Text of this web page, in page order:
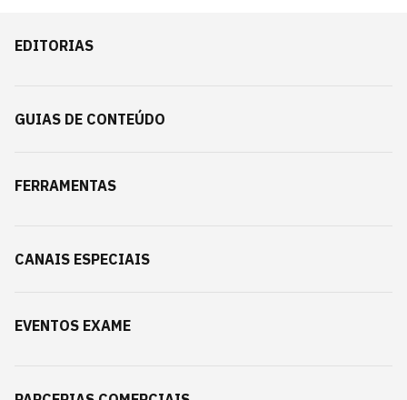
EDITORIAS
GUIAS DE CONTEÚDO
FERRAMENTAS
CANAIS ESPECIAIS
EVENTOS EXAME